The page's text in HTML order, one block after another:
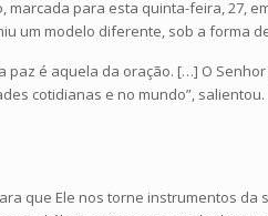
para esta quinta-feira, 27,
um modelo diferente, sob a forma
é aquela da oração. […] O
cotidianas e no mundo”, salientou.
que Ele nos torne instrumentos da